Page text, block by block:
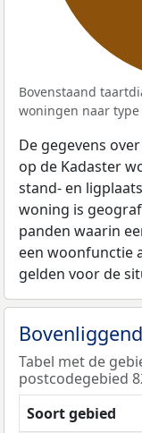
Bovenstaand
woningen naar type
De gegevens
op de Kadaster
stand- en
woning is
panden waarin
een woonfunctie
gelden voor de
Tabel met de
postcodegebied
Soort gebied